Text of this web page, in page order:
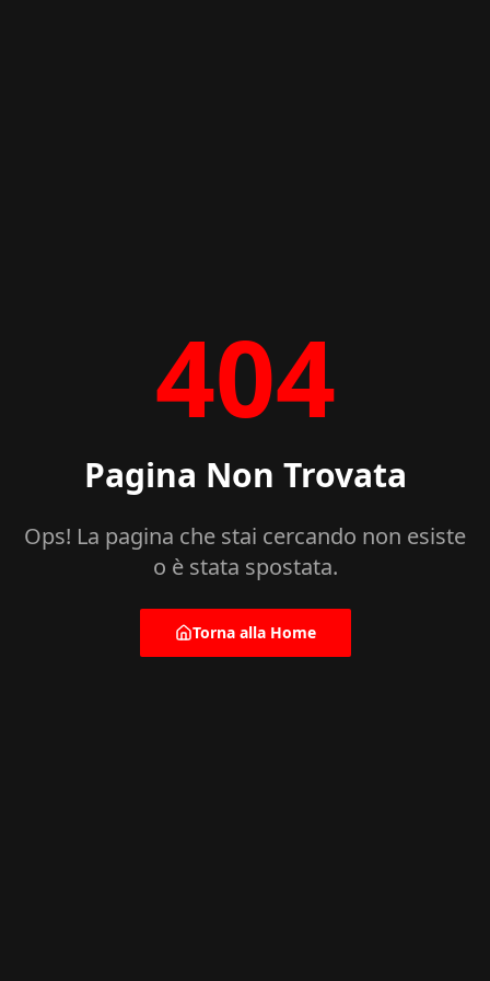
404
Pagina Non Trovata
Ops! La pagina che stai cercando non esiste
o è stata spostata.
Torna alla Home